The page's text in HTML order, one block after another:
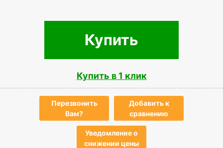
Купить
Купить в 1 клик
Перезвонить
Вам?
Добавить к
сравнению
Уведомление о
снижении цены